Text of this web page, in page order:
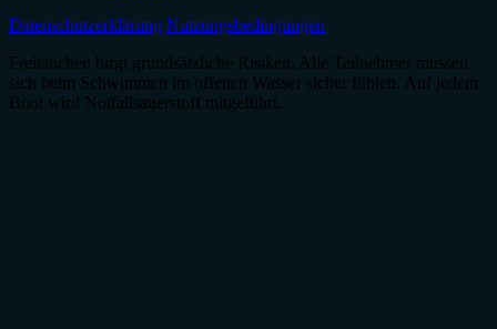
Datenschutzerklärung Nutzungsbedingungen
Freitauchen birgt grundsätzliche Risiken. Alle Teilnehmer müssen
sich beim Schwimmen im offenen Wasser sicher fühlen. Auf jedem
Boot wird Notfallsauerstoff mitgeführt.